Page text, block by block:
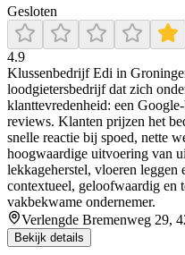
Gesloten
4.9
Klussenbedrijf Edi in
loodgietersbedrijf dat zich
klanttevredenheid: een
reviews. Klanten prijzen het
snelle reactie bij spoed, nette
hoogwaardige uitvoering van
lekkageherstel, vloeren
contextueel, geloofwaardig en
vakbekwame ondernemer.
Verlengde Bremenweg 29,
Bekijk details